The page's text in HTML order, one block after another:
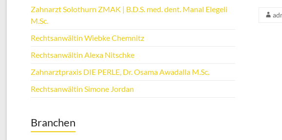
Zahnarzt Solothurn ZMAK | B.D.S. med. dent. Manal Elegeli
M.Sc.
Rechtsanwältin Wiebke Chemnitz
Rechtsanwältin Alexa Nitschke
Zahnarztpraxis DIE PERLE, Dr. Osama Awadalla M.Sc.
Rechtsanwältin Simone Jordan
Branchen